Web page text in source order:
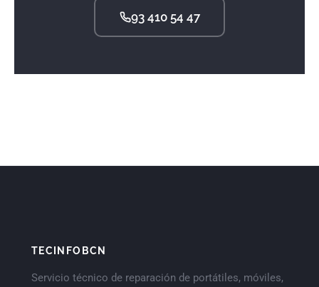
93 410 54 47
TECINFOBCN
Servicio técnico de reparación de portátiles, móviles,